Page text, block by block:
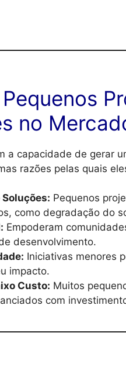
no
a capacidade de gerar
razões pelas quais
Pequenos
como degradação do
Empoderam
desenvolvimento.
Iniciativas menores
impacto.
Custo: Muitos
com